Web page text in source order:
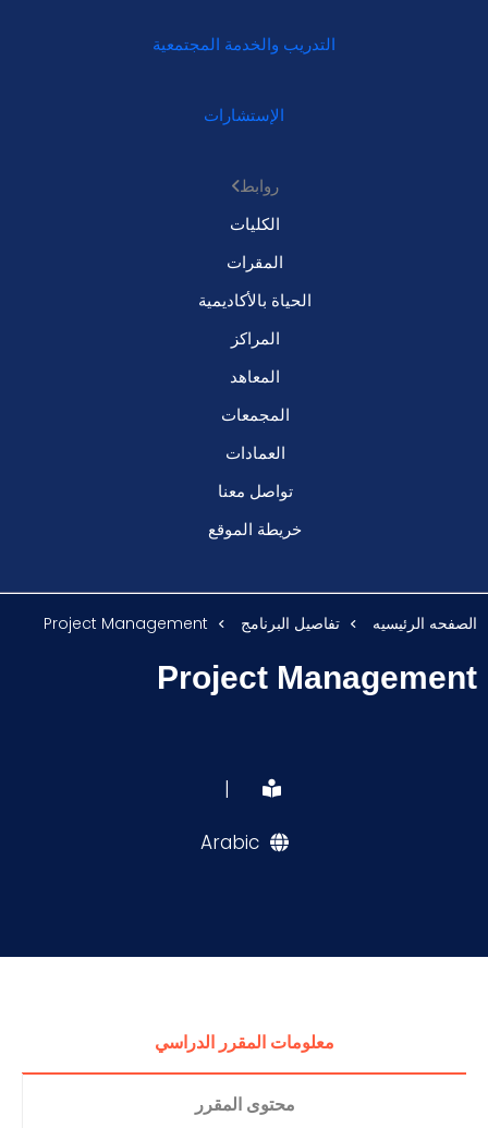
التدريب والخدمة المجتمعية
الإستشارات
روابط
الكليات
المقرات
الحياة بالأكاديمية
المراكز
المعاهد
المجمعات
العمادات
تواصل معنا
خريطة الموقع
الصفحه الرئيسيه تفاصيل البرنامج Project Management
Project Management
|
Arabic
معلومات المقرر الدراسي
محتوى المقرر